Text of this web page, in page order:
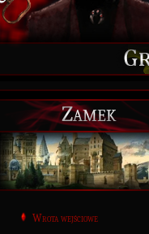
Zamek
Wrota wejściowe